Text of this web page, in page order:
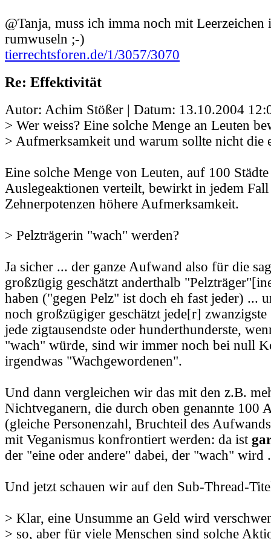
@Tanja, muss ich imma noch mit Leerzeichen
rumwuseln ;-)
tierrechtsforen.de/1/3057/3070
Re: Effektivität
Autor: Achim Stößer | Datum: 13.10.2004
> Wer weiss? Eine solche Menge an Leuten
> Aufmerksamkeit und warum sollte nicht die
Eine solche Menge von Leuten, auf 100
Auslegeaktionen verteilt, bewirkt in jedem
Zehnerpotenzen höhere Aufmerksamkeit.
> Pelzträgerin "wach" werden?
Ja sicher ... der ganze Aufwand also für die
großzügig geschätzt anderthalb
haben ("gegen Pelz" ist doch eh fast jeder) ...
noch großzügiger geschätzt jede[r] zwanzigste
jede zigtausendste oder hunderthunderste,
"wach" würde, sind wir immer noch bei null
irgendwas "Wachgewordenen".
Und dann vergleichen wir das mit den z.B.
Nichtveganern, die durch oben genannte 100
(gleiche Personenzahl, Bruchteil des
mit Veganismus konfrontiert werden: da ist
der "eine oder andere" dabei, der "wach" wird
Und jetzt schauen wir auf den Sub-Thread-
> Klar, eine Unsumme an Geld wird
> so, aber für viele Menschen sind solche